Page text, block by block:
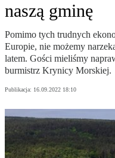
naszą gminę
Pomimo tych trudnych
Europie, nie możemy
latem. Gości mieliśmy
burmistrz Krynicy Morskiej.
Publikacja: 16.09.2022 18:10